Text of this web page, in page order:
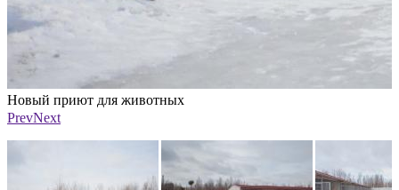
Новый приют для животных
Фото: Александр Елисеев
PrevNext